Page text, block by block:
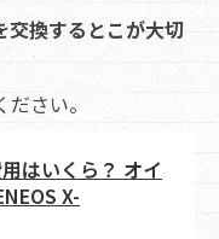
交換するとこが大切
さい。
はいくら？ オイ
X-